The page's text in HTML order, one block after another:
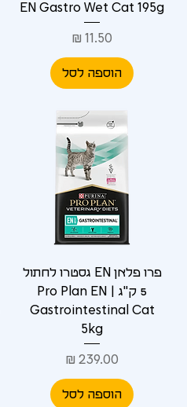
EN Gastro Wet Cat 195g
מחיר
הוספה לסל
פרו פלאן EN גסטרו לחתול
5 ק"ג | Pro Plan EN
Gastrointestinal Cat
5kg
מחיר
הוספה לסל